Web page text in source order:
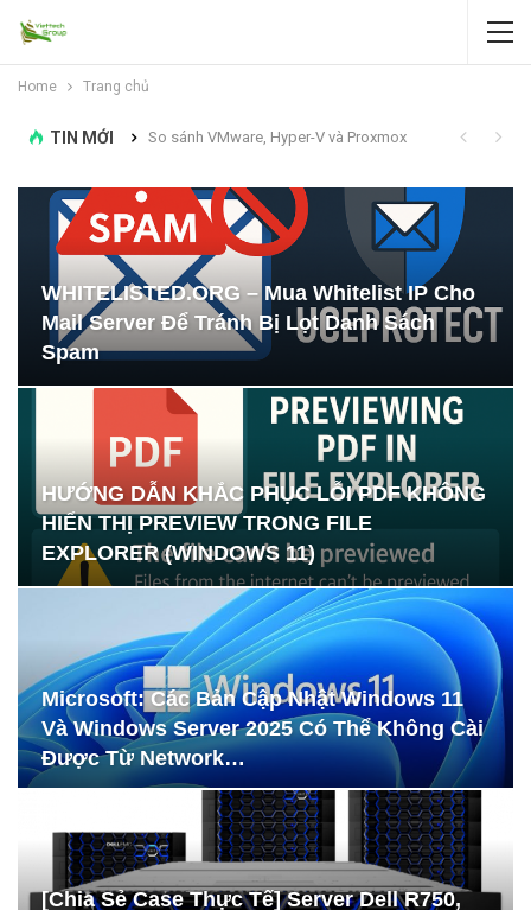
Home Trang chủ
TIN MỚI So sánh VMware, Hyper-V và Proxmox‘” error when trying to uninstall Exchange Server
WHITELISTED.ORG – Mua Whitelist IP Cho
Mail Server Để Tránh Bị Lọt Danh Sách
Spam
HƯỚNG DẪN KHẮC PHỤC LỖI PDF KHÔNG
HIỂN THỊ PREVIEW TRONG FILE
EXPLORER (WINDOWS 11)
Microsoft: Các Bản Cập Nhật Windows 11
Và Windows Server 2025 Có Thể Không Cài
Được Từ Network…
[Chia Sẻ Case Thực Tế] Server Dell R750,